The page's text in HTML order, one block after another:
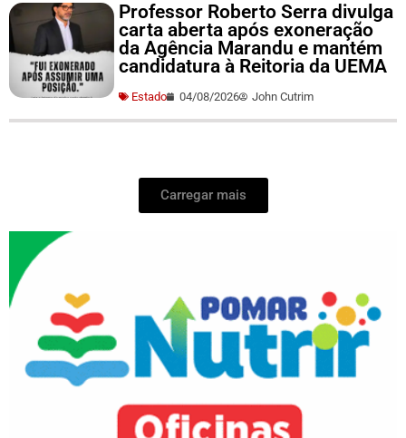
Professor Roberto Serra divulga
carta aberta após exoneração
da Agência Marandu e mantém
candidatura à Reitoria da UEMA
Estado 04/08/2026 John Cutrim
Carregar mais